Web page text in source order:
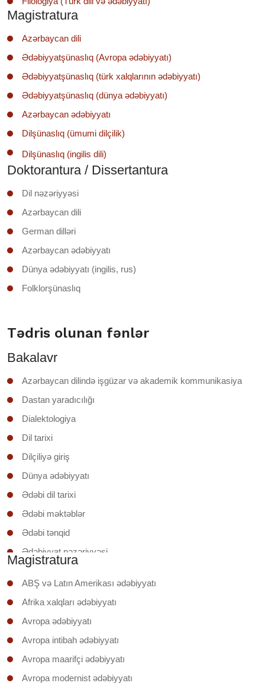
Magistratura
Azərbaycan dili
Ədəbiyyatşünaslıq (Avropa ədəbiyyatı)
Ədəbiyyatşünaslıq (türk xalqlarının ədəbiyyatı)
Ədəbiyyatşünaslıq (dünya ədəbiyyatı)
Azərbaycan ədəbiyyatı
Dilşünaslıq (ümumi dilçilik)
Dilşünaslıq (ingilis dili)
Doktorantura / Dissertantura
Dil nəzəriyyəsi
Azərbaycan dili
German dilləri
Azərbaycan ədəbiyyatı
Dünya ədəbiyyatı (ingilis, rus)
Folklorşünaslıq
Tədris olunan fənlər
Bakalavr
Azərbaycan dilində işgüzar və akademik kommunikasiya
Dastan yaradıcılığı
Dialektologiya
Dil tarixi
Dilçiliyə giriş
Dünya ədəbiyyatı
Ədəbi dil tarixi
Ədəbi məktəblər
Ədəbi tənqid
Ədəbiyyat nəzəriyyəsi
Ədəbiyyatşünaslığa giriş
Əruzun nəzəri əsasları
İxtisas (regionunun) ölkəsinin ədəbiyyatı
Klassik şerin poetikası
Mətnin təhlili
Mətnlər üzrə iş
Magistratura
ABŞ və Latın Amerikası ədəbiyyatı
Afrika xalqları ədəbiyyatı
Avropa ədəbiyyatı
Avropa intibah ədəbiyyatı
Avropa maarifçi ədəbiyyatı
Avropa modernist ədəbiyyatı